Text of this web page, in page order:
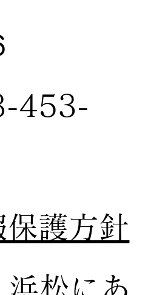
453-
護方針
浜松にあ